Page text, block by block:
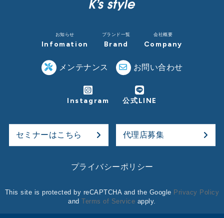
お知らせ
Infomation
ブランド一覧
Brand
会社概要
Company
メンテナンス お問い合わせ
Instagram 公式LINE
セミナーはこちら 代理店募集
プライバシーポリシー
This site is protected by reCAPTCHA and the Google Privacy Policy
and
Terms of Service apply.